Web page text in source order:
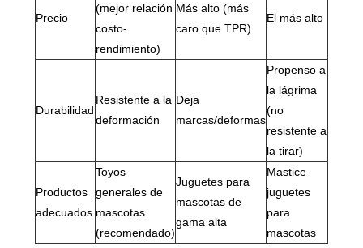
Precio
(mejor relación
costo-
rendimiento)
Más alto (más
caro que TPR)
El más alto
Durabilidad
Resistente a la
deformación
Deja
marcas/deformas
Propenso a
la lágrima
(no
resistente a
la tirar)
Productos
adecuados
Toyos
generales de
mascotas
(recomendado)
Juguetes para
mascotas de
gama alta
Mastice
juguetes
para
mascotas